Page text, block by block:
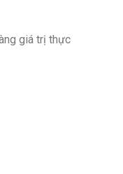
giá trị thực